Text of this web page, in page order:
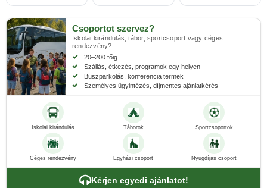
Csoportot szervez?
Iskolai kirándulás, tábor, sportcsoport vagy céges
rendezvény?
20–200 főig
Szállás, étkezés, programok egy helyen
Buszparkolás, konferencia termek
Személyes ügyintézés, díjmentes ajánlatkérés
Iskolai kirándulás Táborok Sportcsoportok
Céges rendezvény Egyházi csoport Nyugdíjas csoport
Kérjen egyedi ajánlatot!